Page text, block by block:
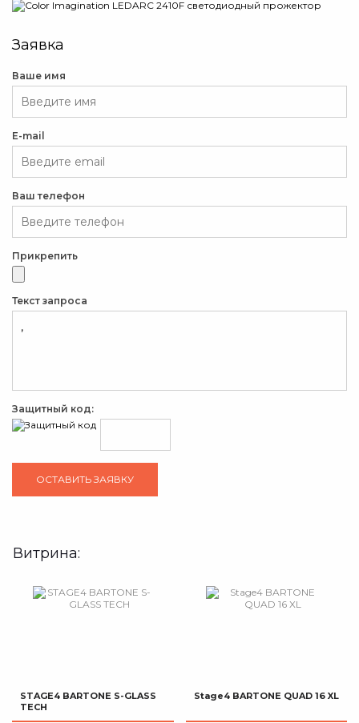
Заявка
Ваше имя
E-mail
Ваш телефон
Прикрепить
Текст запроса
Защитный код:
Витрина:
STAGE4 BARTONE S-GLASS
TECH
Stage4 BARTONE QUAD 16 XL